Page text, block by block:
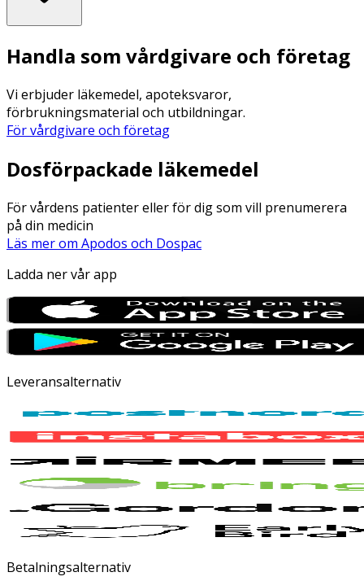
Handla som vårdgivare och företag
Vi erbjuder läkemedel, apoteksvaror,
förbrukningsmaterial och utbildningar.
För vårdgivare och företag
Dosförpackade läkemedel
För vårdens patienter eller för dig som vill prenumerera
på din medicin
Läs mer om Apodos och Dospac
Ladda ner vår app
Leveransalternativ
Betalningsalternativ